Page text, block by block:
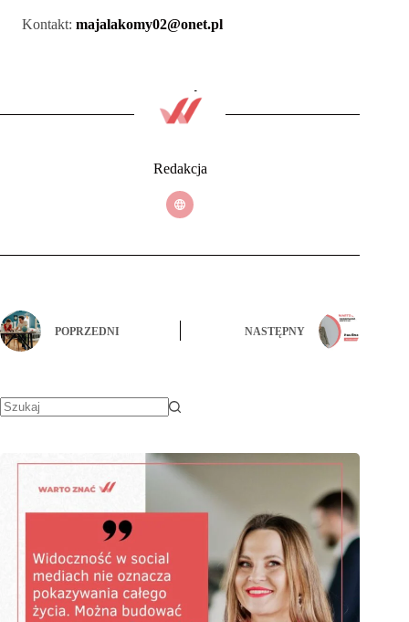
Kontakt: majalakomy02@onet.pl
Redakcja
POPRZEDNI NASTĘPNY